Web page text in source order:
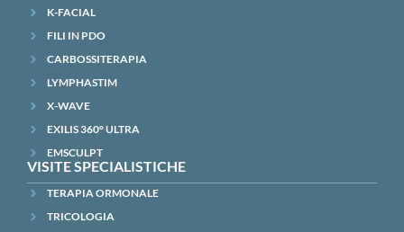
K-FACIAL
FILI IN PDO
CARBOSSITERAPIA
LYMPHASTIM
X-WAVE
EXILIS 360° ULTRA
EMSCULPT
VISITE SPECIALISTICHE
TERAPIA ORMONALE
TRICOLOGIA